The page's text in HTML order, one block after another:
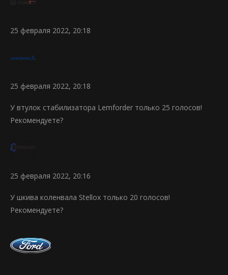
25 февраля 2022, 20:18
25 февраля 2022, 20:18
У втулок стабилизатора Lemforder только 25 голосов!
Рекомендуете?
25 февраля 2022, 20:16
У шкива коленвала Stellox только 20 голосов!
Рекомендуете?